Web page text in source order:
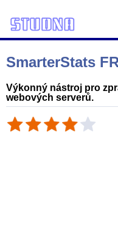
SmarterStats
Výkonný nástroj pro
webových serverů.